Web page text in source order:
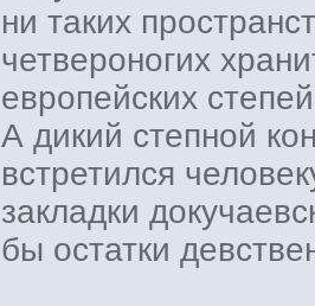
ни таких
четвероногих
европейских
А дикий степной
встретился
закладки
бы остатки